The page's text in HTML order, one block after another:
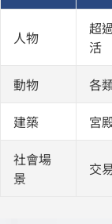
人物
超
活
動物 各
建築 宮
社會場
景
交